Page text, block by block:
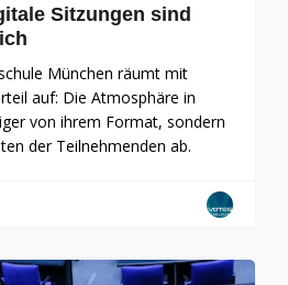
Sitzungen sind
München räumt mit
auf: Die Atmosphäre in
von ihrem Format, sondern
der Teilnehmenden ab.